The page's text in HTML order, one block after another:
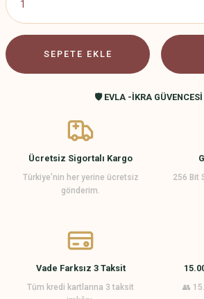
SEPETE EKLE
🛡️ EVLA -İKRA GÜVENCESİ
Ücretsiz Sigortalı Kargo
Türkiye’nin her yerine ücretsiz
gönderim.
256 Bit
Vade Farksız 3 Taksit
Tüm kredi kartlarına 3 taksit
👥